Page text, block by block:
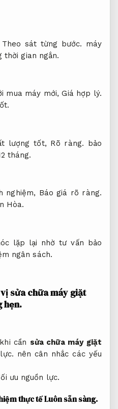
Theo sát từng bước. máy
gian ngắn.
mua máy mới,Giá hợp lý.
lượng tốt, Rõ ràng. bảo
tháng.
nghiệm, Báo giá rõ ràng.
Hòa.
lặp lại nhờ tư vấn bảo
ngân sách.
sửa chữa máy giặt
hẹn.
cần sửa chữa máy giặt
nên cân nhắc các yếu
ưu nguồn lực.
thực tếLuôn sẵn sàng.